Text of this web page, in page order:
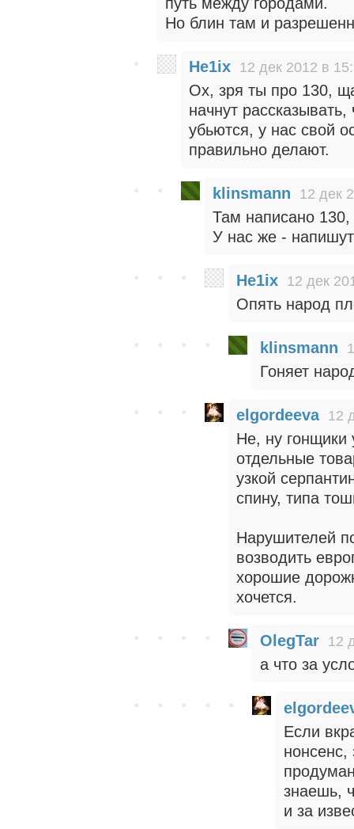
Но блин там и
He1ix 12 дек 2012 в
Ох, зря ты про 130,
начнут
убьются, у нас свой
правильно делают.
klinsmann 12 дек
Там написано
У нас же -
He1ix 12 дек
Опять народ
klinsmann
Гоняет
elgordeeva 12
Не, ну гонщики
отдельные
узкой
спину, типа
Нарушителей
возводить
хорошие
хочется.
OlegTar 12
а что за
Если
нонсенс,
знаешь,
и за